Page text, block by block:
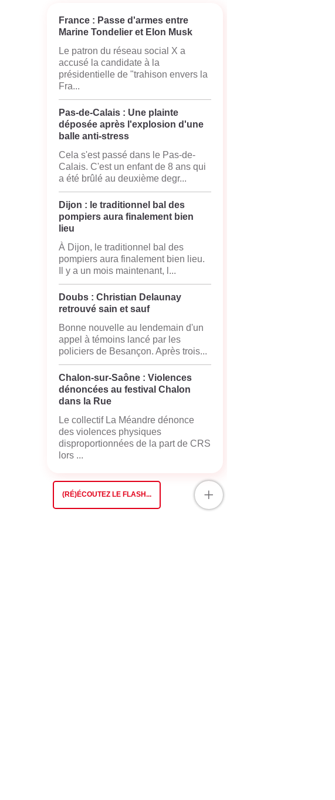
France : Passe d'armes entre
Marine Tondelier et Elon Musk
Le patron du réseau social X a
accusé la candidate à la
présidentielle de "trahison envers la
Fra...
Pas-de-Calais : Une plainte
déposée après l'explosion d'une
balle anti-stress
Cela s'est passé dans le Pas-de-
Calais. C'est un enfant de 8 ans qui
a été brûlé au deuxième degr...
Dijon : le traditionnel bal des
pompiers aura finalement bien
lieu
À Dijon, le traditionnel bal des
pompiers aura finalement bien lieu.
Il y a un mois maintenant, l...
Doubs : Christian Delaunay
retrouvé sain et sauf
Bonne nouvelle au lendemain d'un
appel à témoins lancé par les
policiers de Besançon. Après trois...
Chalon-sur-Saône : Violences
dénoncées au festival Chalon
dans la Rue
Le collectif La Méandre dénonce
des violences physiques
disproportionnées de la part de CRS
lors ...
(RÉ)ÉCOUTEZ LE FLASH... +